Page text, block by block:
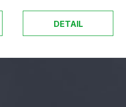
DETAIL